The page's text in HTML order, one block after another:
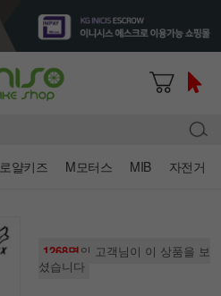
로얄키즈 M모터스 MIB 자전거
1268명의 고객님이 이 상품을 보
셨습니다